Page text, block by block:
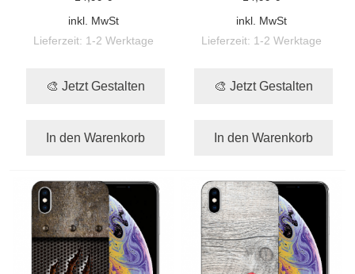
inkl. MwSt
Lieferzeit: 1-2 Werktage
🎨 Jetzt Gestalten
In den Warenkorb
inkl. MwSt
Lieferzeit: 1-2 Werktage
🎨 Jetzt Gestalten
In den Warenkorb